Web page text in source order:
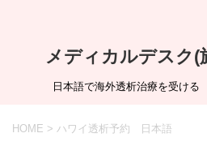
メディカルデスク(
日本語で海外透析治療を受け
HOME > ハワイ透析予約 日本語